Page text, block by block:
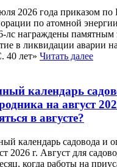
2026 года приказом по
по атомной
лс награждены памятным
в ликвидации аварии
40 лет» Читать далее
календарь
на август
в августе?
календарь садовода и
2026 г. Август для
когда работы на